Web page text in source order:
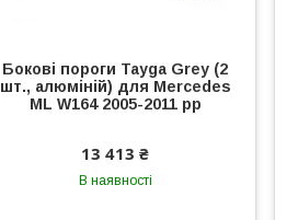
Бокові пороги Tayga Grey (2
шт., алюміній) для Mercedes
ML W164 2005-2011 рр
13 413 ₴
В наявності